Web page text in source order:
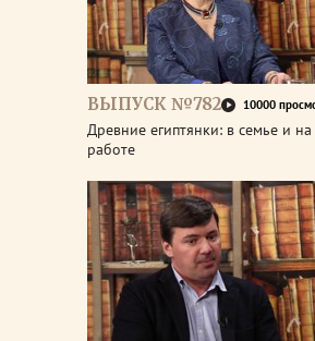
ВЫПУСК №782 10000
Древние египтянки: в семье и на
работе